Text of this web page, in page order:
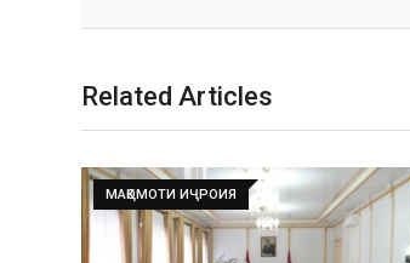
Related Articles
МАҚОМОТИ ИҶРОИЯ